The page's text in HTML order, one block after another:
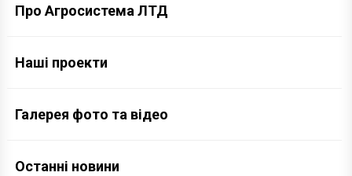
Про Агросистема ЛТД
Наші проекти
Галерея фото та відео
Останні новини